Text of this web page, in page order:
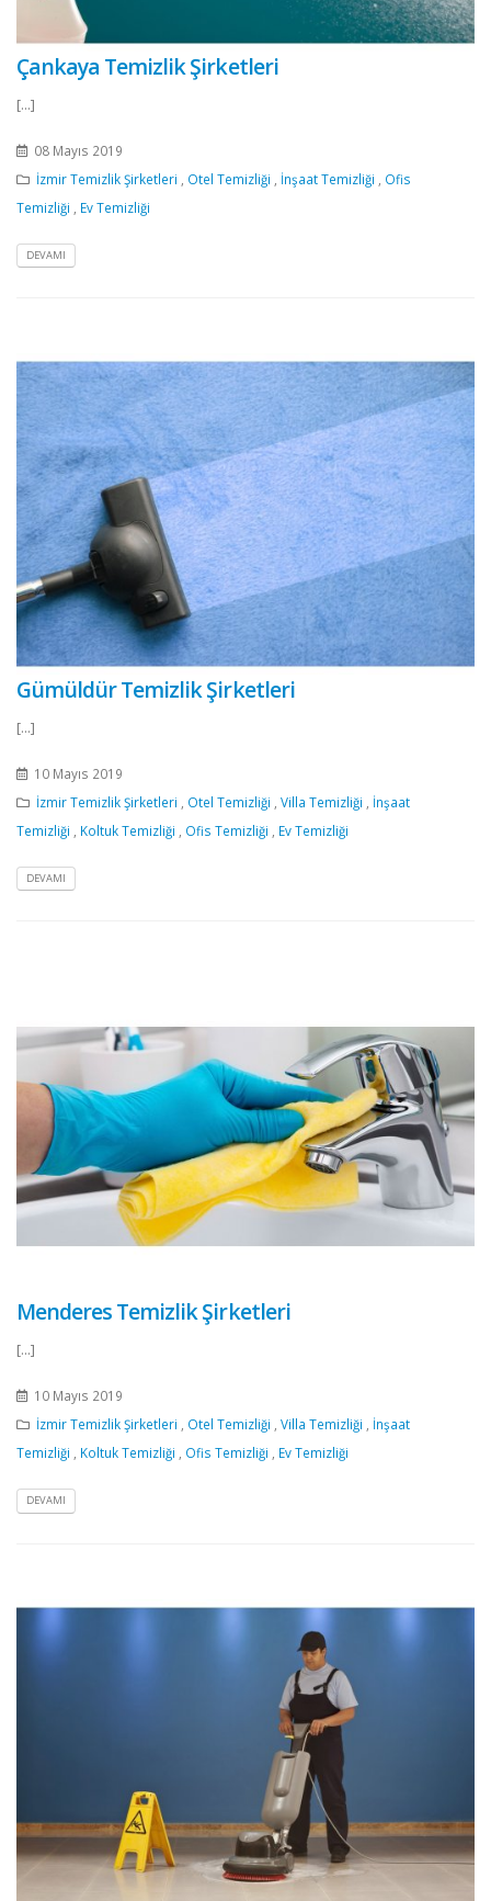
Çankaya Temizlik Şirketleri
[...]
08 Mayıs 2019
İzmir Temizlik Şirketleri
Otel Temizliği İnşaat Temizliği
Ofis
Temizliği
Ev Temizliği
DEVAMI
Gümüldür Temizlik Şirketleri
[...]
10 Mayıs 2019
İzmir Temizlik Şirketleri
Otel Temizliği Villa Temizliği
İnşaat
Temizliği
Koltuk Temizliği Ofis Temizliği Ev Temizliği
DEVAMI
Menderes Temizlik Şirketleri
[...]
10 Mayıs 2019
İzmir Temizlik Şirketleri , Otel Temizliği , Villa Temizliği , İnşaat
Temizliği , Koltuk Temizliği , Ofis Temizliği , Ev Temizliği
DEVAMI